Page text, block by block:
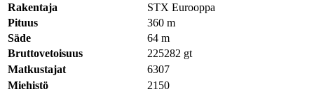
Rakentaja
STX Eurooppa
Pituus
360 m
Säde
64 m
Bruttovetoisuus
225282 gt
Matkustajat
6307
Miehistö
2150